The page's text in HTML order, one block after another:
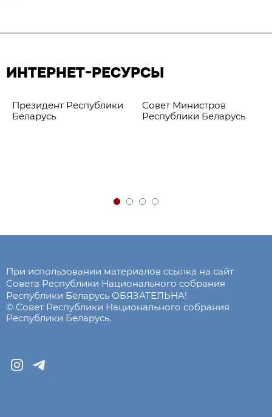
ИНТЕРНЕТ-РЕСУРСЫ
Президент Республики
Беларусь
Совет Министров
Республики Беларусь
При использовании материалов ссылка на сайт
Совета Республики Национального собрания
Республики Беларусь ОБЯЗАТЕЛЬНА!
© Совет Республики Национального собрания
Республики Беларусь.